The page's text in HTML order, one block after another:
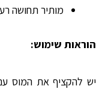
מותיר תחושה
הוראות שימוש:
יש להקציף את המוס